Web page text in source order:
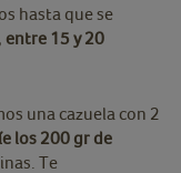
hasta que se
entre 15 y 20
una cazuela con 2
los 200 gr de
Te